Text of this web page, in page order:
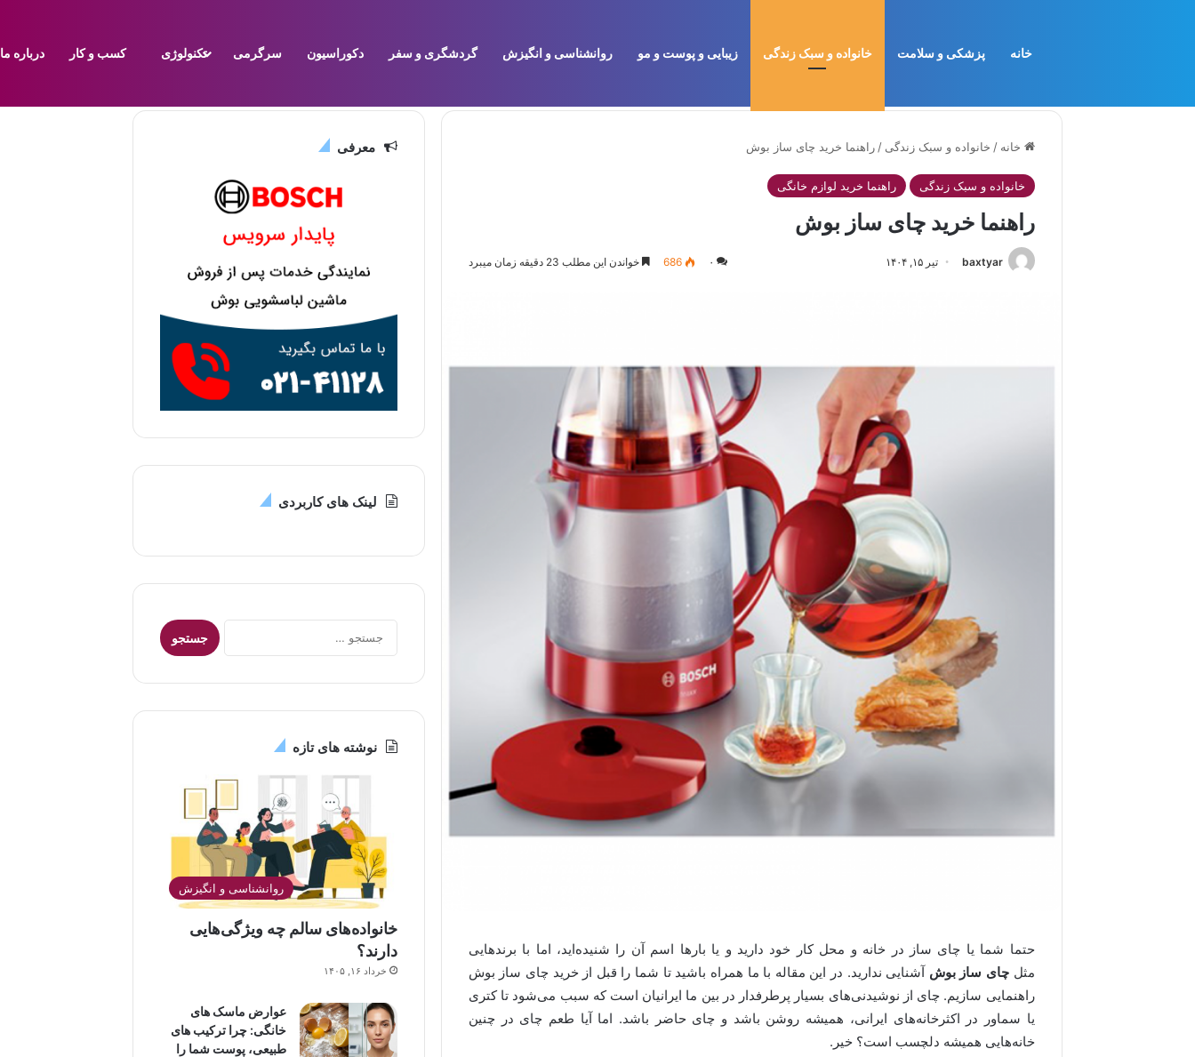
خانه پزشکی و سلامت خانواده و سبک زندگی زیبایی و پوست و مو روانشناسی و انگیزش گردشگری و سفر دکوراسیون سرگرمی تکنولوژی کسب و کار درباره ما
خانه / خانواده و سبک زندگی / راهنما خرید چای ساز بوش
خانواده و سبک زندگی راهنما خرید لوازم خانگی
راهنما خرید چای ساز بوش
baxtyar تیر ۱۵, ۱۴۰۴ ۰ 686 خواندن این مطلب 23 دقیقه زمان میبرد
حتما شما یا چای ساز در خانه و محل کار خود دارید و یا بارها اسم آن را شنیده‌اید، اما با برندهایی
مثل چای‌ ساز بوش آشنایی ندارید. در این مقاله با ما همراه باشید تا شما را قبل از خرید چای ساز بوش
راهنمایی سازیم. چای از نوشیدنی‌های بسیار پرطرفدار در بین ما ایرانیان است که سبب می‌شود تا کتری
یا سماور در اکثرخانه‌های ایرانی، همیشه روشن باشد و چای حاضر باشد. اما آیا طعم چای در چنین
خانه‌هایی همیشه دلچسب است؟ خیر.
معرفی
لینک های کاربردی
جستجو
برای:
نوشته های تازه
روانشناسی و انگیزش
خانواده‌های سالم چه ویژگی‌هایی
دارند؟
خرداد ۱۶, ۱۴۰۵
عوارض ماسک های
خانگی: چرا ترکیب های
طبیعی، پوست شما را